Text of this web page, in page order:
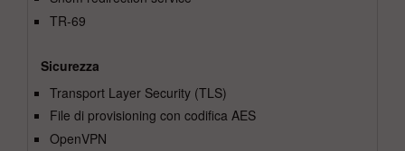
TR-69
Sicurezza
Transport Layer Security (TLS)
File di provisioning con codifica AES
OpenVPN